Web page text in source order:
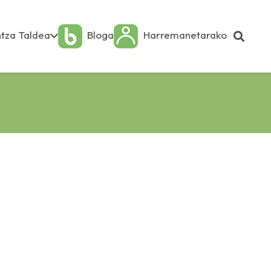
Taldea Bloga Harremanetarako